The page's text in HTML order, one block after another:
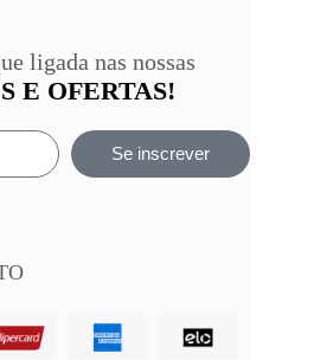
ligada nas nossas
E OFERTAS!
Se inscrever